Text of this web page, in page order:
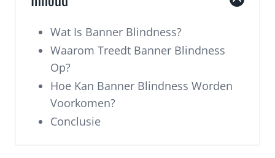
Wat Is Banner Blindness?
Waarom Treedt Banner Blindness
Op?
Hoe Kan Banner Blindness Worden
Voorkomen?
Conclusie